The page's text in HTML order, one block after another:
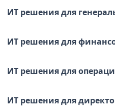
ИТ решения для
ИТ решения для
ИТ решения для
ИТ решения для